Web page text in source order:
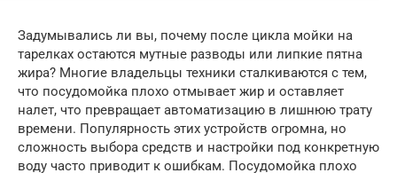
Задумывались ли вы, почему после цикла мойки на
тарелках остаются мутные разводы или липкие пятна
жира? Многие владельцы техники сталкиваются с тем,
что посудомойка плохо отмывает жир и оставляет
налет, что превращает автоматизацию в лишнюю трату
времени. Популярность этих устройств огромна, но
сложность выбора средств и настройки под конкретную
воду часто приводит к ошибкам. Посудомойка плохо